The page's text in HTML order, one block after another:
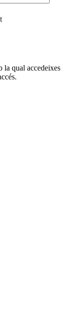
la qual accedeixes